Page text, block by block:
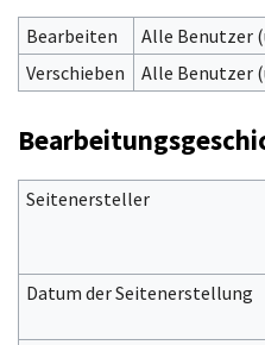
Bearbeiten
Alle Benutzer
Verschieben
Alle Benutzer
Seitenersteller
Datum der Seitenerstellung